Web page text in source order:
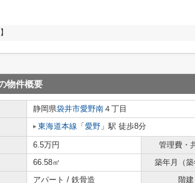
物件概要
静岡県袋井市愛野南 ４丁目
東海道本線 「 愛野 」駅 徒歩8分
6.5万円 管理費・
66.58㎡ 築年月（築
アパート / 鉄骨造 階建